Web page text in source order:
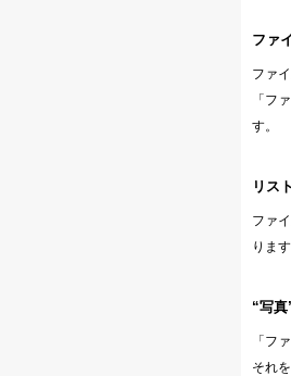
ファ
ファ
「フ
す。
リス
ファ
ります
“写
「フ
それ